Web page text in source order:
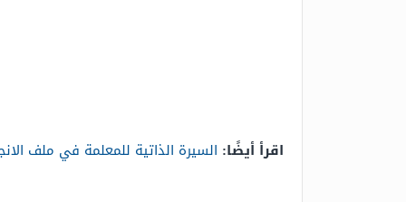
اقرأ أيضًا: السيرة الذاتية للمعلمة في ملف